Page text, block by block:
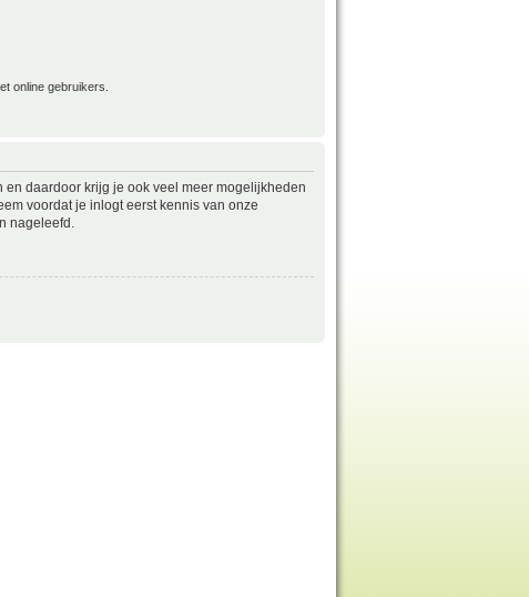
online gebruikers.
daardoor krijg je ook veel meer mogelijkheden
voordat je inlogt eerst kennis van onze
nageleefd.